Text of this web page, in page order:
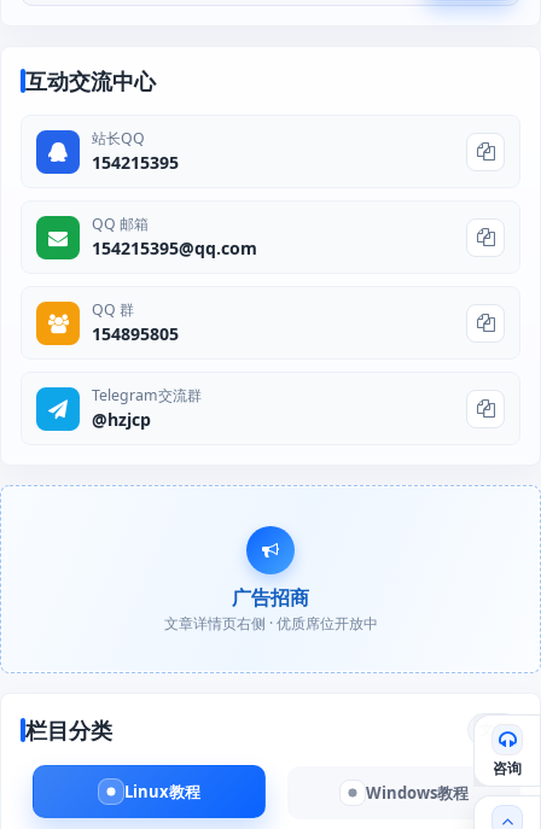
互动交流中心
站长QQ
154215395
QQ 邮箱
154215395@qq.com
QQ 群
154895805
Telegram交流群
@hzjcp
广告招商
文章详情页右侧 · 优质席位开放中
栏目分类 文章
Linux教程 Windows教程
咨询